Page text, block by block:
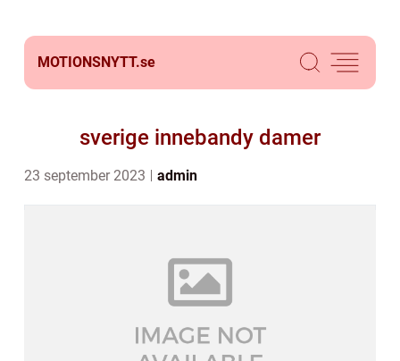
MOTIONSNYTT.se
sverige innebandy damer
23 september 2023 admin